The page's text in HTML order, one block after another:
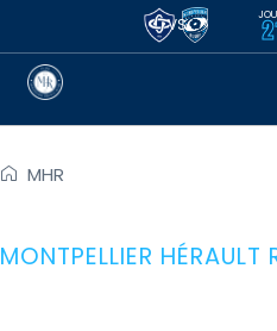
VS
MHR
MONTPELLIER HÉRAULT